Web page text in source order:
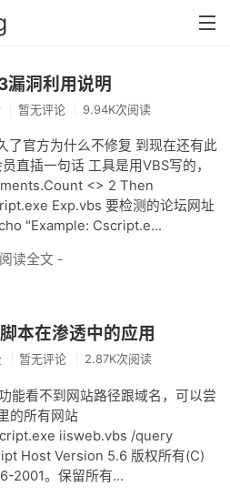
首页
安全
新闻
技术
工具
链接
网盘
Rss
洞利用说明
暂无评论 9.94K次阅读
了官方为什么不修复 到现在还有此
直插一句话 工具是用VBS写的，
<> 2 Then
Exp.vbs 要检测的论坛网址
"Example: Cscript.e...
读全文 -
本在渗透中的应用
暂无评论 2.87K次阅读
能看不到网站路径跟域名，可以尝
的所有网站
iisweb.vbs /query
Host Version 5.6 版权所有(C)
2001。保留所有...